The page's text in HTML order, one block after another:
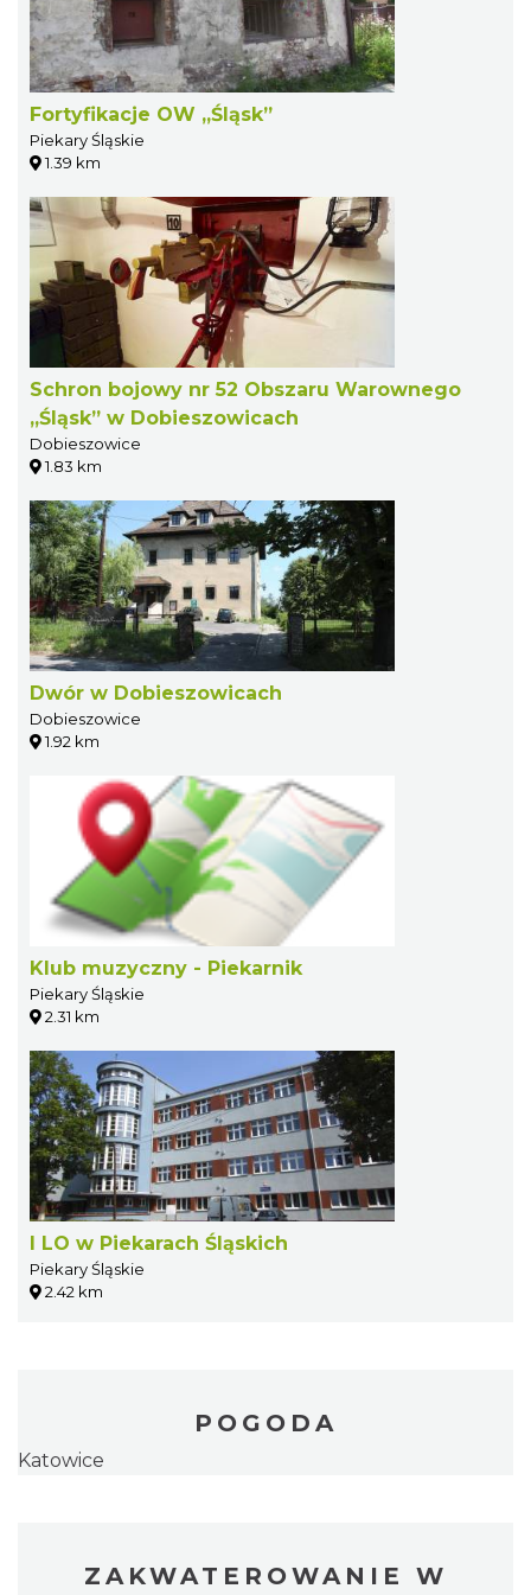
Fortyfikacje OW „Śląsk”
Piekary Śląskie
1.39 km
Schron bojowy nr 52 Obszaru Warownego
„Śląsk” w Dobieszowicach
Dobieszowice
1.83 km
Dwór w Dobieszowicach
Dobieszowice
1.92 km
Klub muzyczny - Piekarnik
Piekary Śląskie
2.31 km
I LO w Piekarach Śląskich
Piekary Śląskie
2.42 km
POGODA
Katowice
ZAKWATEROWANIE W